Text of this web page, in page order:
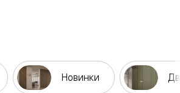
Новинки